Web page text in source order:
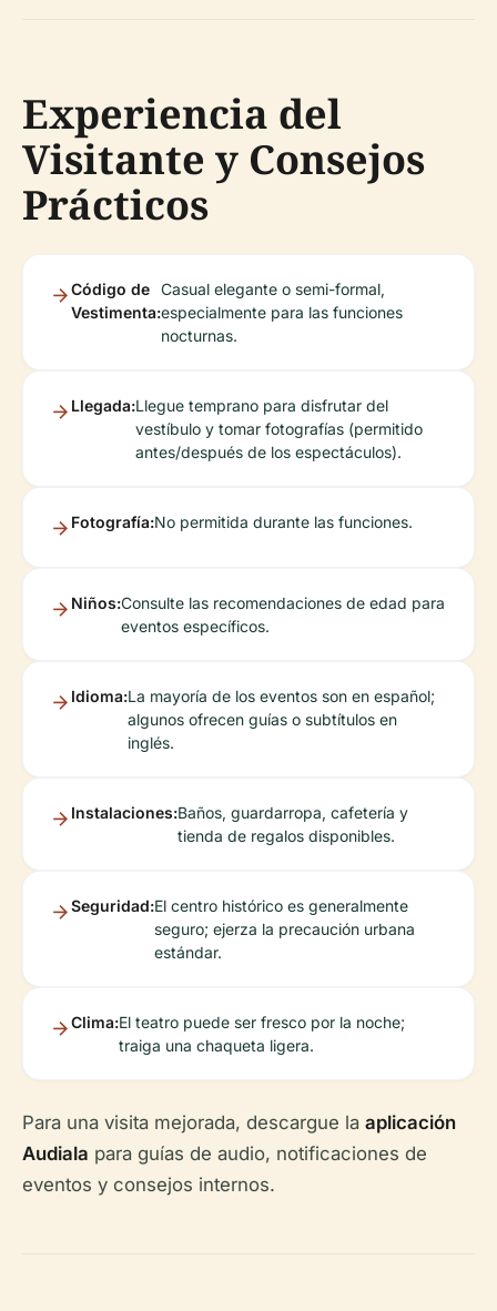
Experiencia del
Visitante y Consejos
Prácticos
Código de
Vestimenta:
Casual elegante o semi-formal,
especialmente para las funciones
nocturnas.
Llegada:Llegue temprano para disfrutar del
vestíbulo y tomar fotografías (permitido
antes/después de los espectáculos).
Fotografía:No permitida durante las funciones.
Niños:Consulte las recomendaciones de edad para
eventos específicos.
Idioma:La mayoría de los eventos son en español;
algunos ofrecen guías o subtítulos en
inglés.
Instalaciones:Baños, guardarropa, cafetería y
tienda de regalos disponibles.
Seguridad:El centro histórico es generalmente
seguro; ejerza la precaución urbana
estándar.
Clima:El teatro puede ser fresco por la noche;
traiga una chaqueta ligera.
Para una visita mejorada, descargue la aplicación
Audiala para guías de audio, notificaciones de
eventos y consejos internos.